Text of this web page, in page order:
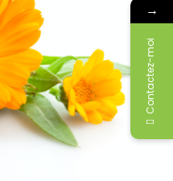
→
Contactez-moi